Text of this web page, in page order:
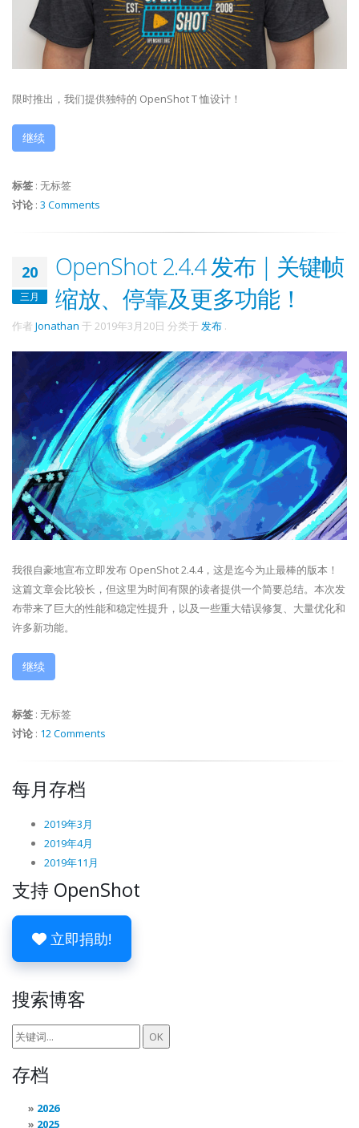
限时推出，我们提供独特的 OpenShot T 恤设计！
继续
标签 : 无标签
讨论 : 3 Comments
20
三月
OpenShot 2.4.4 发布 | 关键帧
缩放、停靠及更多功能！
作者 Jonathan 于 2019年3月20日 分类于 发布 .
我很自豪地宣布立即发布 OpenShot 2.4.4，这是迄今为止最棒的版本！
这篇文章会比较长，但这里为时间有限的读者提供一个简要总结。本次发
布带来了巨大的性能和稳定性提升，以及一些重大错误修复、大量优化和
许多新功能。
继续
标签 : 无标签
讨论 : 12 Comments
每月存档
2019年3月
2019年4月
2019年11月
支持 OpenShot
立即捐助!
搜索博客
存档
2026
2025